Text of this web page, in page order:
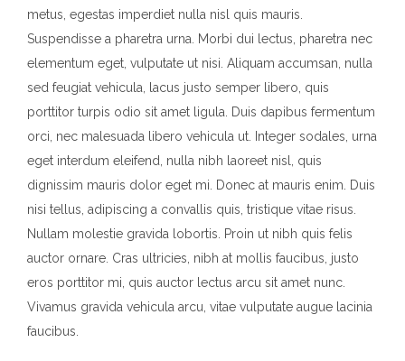
metus, egestas imperdiet nulla nisl quis mauris.
Suspendisse a pharetra urna. Morbi dui lectus, pharetra nec
elementum eget, vulputate ut nisi. Aliquam accumsan, nulla
sed feugiat vehicula, lacus justo semper libero, quis
porttitor turpis odio sit amet ligula. Duis dapibus fermentum
orci, nec malesuada libero vehicula ut. Integer sodales, urna
eget interdum eleifend, nulla nibh laoreet nisl, quis
dignissim mauris dolor eget mi. Donec at mauris enim. Duis
nisi tellus, adipiscing a convallis quis, tristique vitae risus.
Nullam molestie gravida lobortis. Proin ut nibh quis felis
auctor ornare. Cras ultricies, nibh at mollis faucibus, justo
eros porttitor mi, quis auctor lectus arcu sit amet nunc.
Vivamus gravida vehicula arcu, vitae vulputate augue lacinia
faucibus.